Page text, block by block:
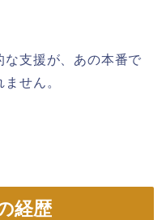
な支援が、あの本番で
せん。
経歴